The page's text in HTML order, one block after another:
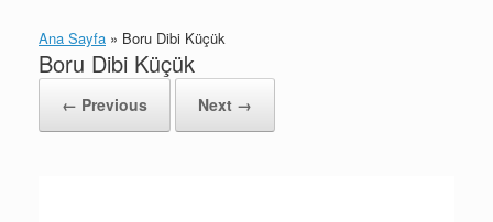
Ana Sayfa » Boru Dibi Küçük
Boru Dibi Küçük
← Previous Next →